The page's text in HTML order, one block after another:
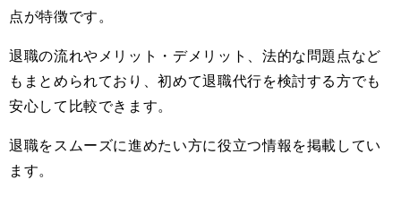
点が特徴です。
退職の流れやメリット・デメリット、法的な問題点など
もまとめられており、初めて退職代行を検討する方でも
安心して比較できます。
退職をスムーズに進めたい方に役立つ情報を掲載してい
ます。